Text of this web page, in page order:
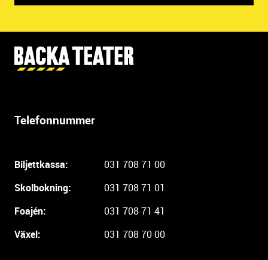
Telefonnummer
Biljettkassa:
031 708 71 00
Skolbokning:
031 708 71 01
Foajén:
031 708 71 41
Växel:
031 708 70 00